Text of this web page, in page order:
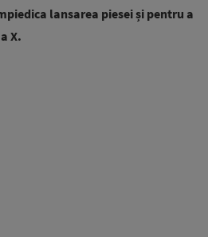
lansarea piesei și pentru a
X.